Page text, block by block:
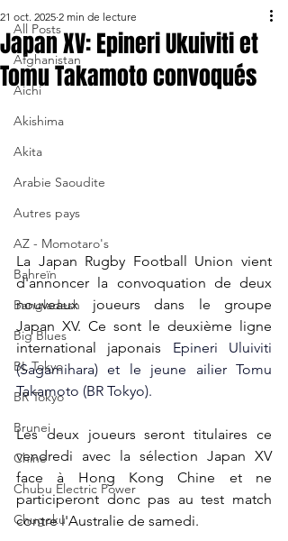
All Posts
Afghanistan
Aichi
Akishima
Akita
Arabie Saoudite
Autres pays
AZ - Momotaro's
Bahreïn
Bangladesh
Big Blues
BL Tokyo
BR Tokyo
Brunei
Chine
Chubu Electric Power
Chugoku
Japan XV: Epineri Ukuiviti et
Tomu Takamoto convoqués
21 oct. 2025 2 min de lecture
La Japan Rugby Football Union vient
d'annoncer la convoquation de deux
nouveaux joueurs dans le groupe
Japan XV. Ce sont le deuxième ligne
international japonais Epineri Uluiviti
(Sagamihara) et le jeune ailier Tomu
Takamoto (BR Tokyo).
Les deux joueurs seront titulaires ce
vendredi avec la sélection Japan XV
face à Hong Kong Chine et ne
participeront donc pas au test match
contre l'Australie de samedi.